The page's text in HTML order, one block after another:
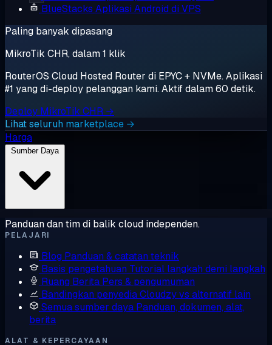
BlueStacks Aplikasi Android di VPS
Paling banyak dipasang
MikroTik CHR, dalam 1 klik
RouterOS Cloud Hosted Router di EPYC + NVMe. Aplikasi
#1 yang di-deploy pelanggan kami. Aktif dalam 60 detik.
Deploy MikroTik CHR →
Lihat seluruh marketplace →
Harga
Sumber Daya
Panduan dan tim di balik cloud independen.
PELAJARI
Blog Panduan & catatan teknik
Basis pengetahuan Tutorial langkah demi langkah
Ruang Berita Pers & pengumuman
Bandingkan penyediaCloudzy vs alternatif lain
Semua sumber daya Panduan, dokumen, alat,
berita
ALAT & KEPERCAYAAN